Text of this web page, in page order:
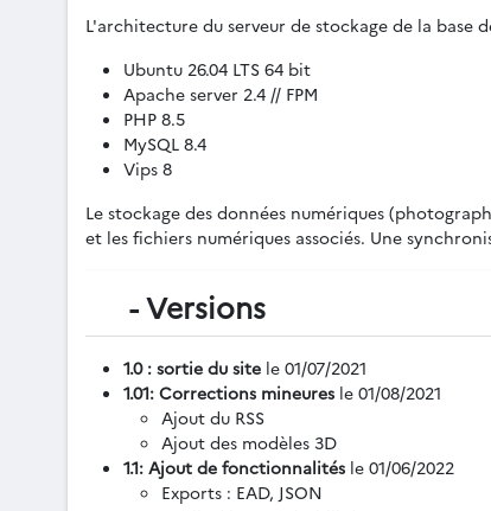
L'architecture du serveur de stockage de la base
Ubuntu 26.04 LTS 64 bit
Apache server 2.4 // FPM
PHP 8.5
MySQL 8.4
Vips 8
Le stockage des données numériques
et les fichiers numériques associés. Une
- Versions
1.0 : sortie du site le 01/07/2021
1.01: Corrections mineures le 01/08/2021
Ajout du RSS
Ajout des modèles 3D
1.1: Ajout de fonctionnalités le 01/06/2022
Exports : EAD, JSON